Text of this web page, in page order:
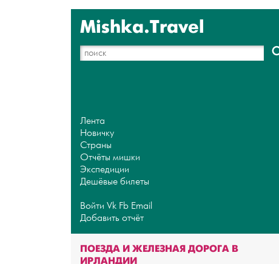
Mishka.Travel
Лента
Новичку
Страны
Отчёты мишки
Экспедиции
Дешёвые билеты
Войти Vk Fb Email
Добавить отчёт
ПОЕЗДА И ЖЕЛЕЗНАЯ ДОРОГА В
ИРЛАНДИИ